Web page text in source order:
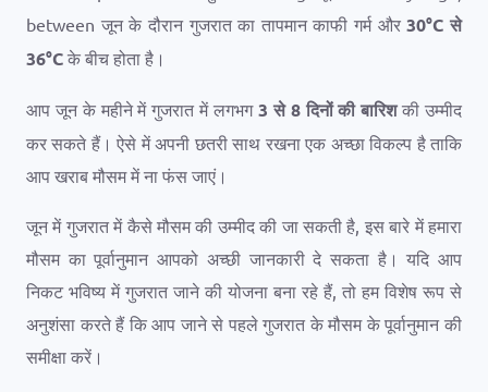
between जून के दौरान गुजरात का तापमान काफी गर्म और30°C से
36°C के बीच होता है।
आप जून के महीने में गुजरात में लगभग 3 से 8 दिनों की बारिशकी उम्मीद
कर सकते हैं। ऐसे में अपनी छतरी साथ रखना एक अच्छा विकल्प है ताकि
आप खराब मौसम में ना फंस जाएं।
जून में गुजरात में कैसे मौसम की उम्मीद की जा सकती है, इस बारे में हमारा
मौसम का पूर्वानुमान आपको अच्छी जानकारी दे सकता है। यदि आप
निकट भविष्य में गुजरात जाने की योजना बना रहे हैं, तो हम विशेष रूप से
अनुशंसा करते हैं कि आप जाने से पहले गुजरात के मौसम के पूर्वानुमान की
समीक्षा करें।